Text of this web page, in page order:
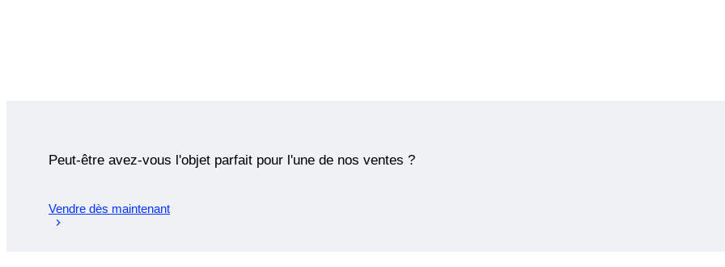
Peut-être avez-vous l'objet parfait pour l'une de nos ventes ?
Vendre dès maintenant